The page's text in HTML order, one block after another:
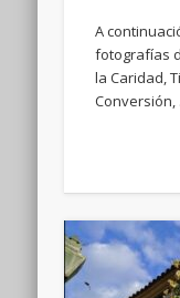
A
fotografías
la Caridad,